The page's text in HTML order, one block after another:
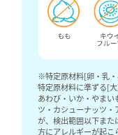
肌の奥
め、室
特に「
ジを与